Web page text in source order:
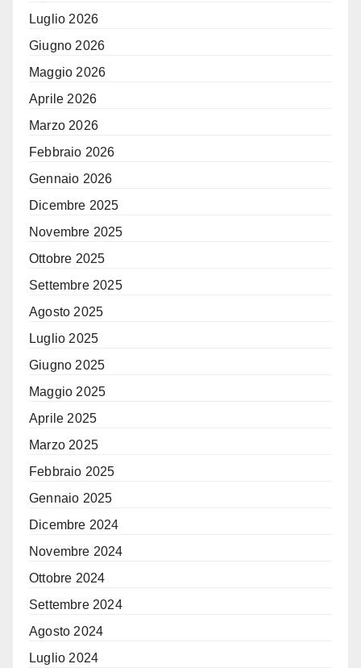
Luglio 2026
Giugno 2026
Maggio 2026
Aprile 2026
Marzo 2026
Febbraio 2026
Gennaio 2026
Dicembre 2025
Novembre 2025
Ottobre 2025
Settembre 2025
Agosto 2025
Luglio 2025
Giugno 2025
Maggio 2025
Aprile 2025
Marzo 2025
Febbraio 2025
Gennaio 2025
Dicembre 2024
Novembre 2024
Ottobre 2024
Settembre 2024
Agosto 2024
Luglio 2024